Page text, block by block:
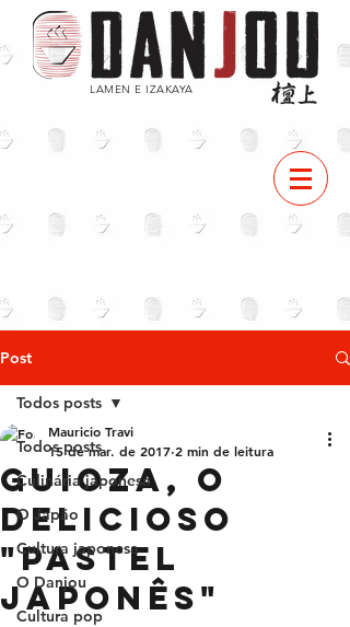
LAMEN E IZAKAYA
Post
Todos posts
Culinária japonesa
O Japão
Cultura japonesa
O Danjou
Cultura pop
Todos posts
Guioza, o
delicioso
"pastel
japonês"
Mauricio Travi
15 de mar. de 2017 2 min de leitura